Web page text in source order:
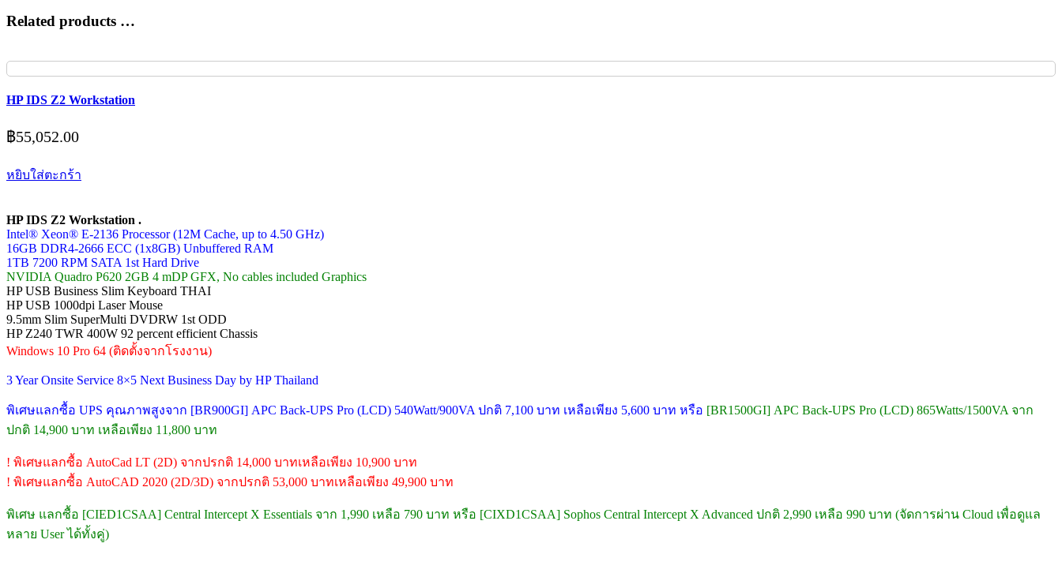
Related products …
HP IDS Z2 Workstation
฿55,052.00
หยิบใส่ตะกร้า
HP IDS Z2 Workstation .
Intel® Xeon® E-2136 Processor (12M Cache, up to 4.50 GHz)
16GB DDR4-2666 ECC (1x8GB) Unbuffered RAM
1TB 7200 RPM SATA 1st Hard Drive
NVIDIA Quadro P620 2GB 4 mDP GFX, No cables included Graphics
HP USB Business Slim Keyboard THAI
HP USB 1000dpi Laser Mouse
9.5mm Slim SuperMulti DVDRW 1st ODD
HP Z240 TWR 400W 92 percent efficient Chassis
Windows 10 Pro 64 (ติดตั้งจากโรงงาน)
3 Year Onsite Service 8×5 Next Business Day by HP Thailand
พิเศษแลกซื้อ UPS คุณภาพสูงจาก [BR900GI] APC Back-UPS Pro (LCD) 540Watt/900VA ปกติ 7,100 บาท เหลือเพียง 5,600 บาท หรือ [BR1500GI] APC Back-UPS Pro (LCD) 865Watts/1500VA จาก
ปกติ 14,900 บาท เหลือเพียง 11,800 บาท
! พิเศษแลกซื้อ AutoCad LT (2D) จากปรกติ 14,000 บาทเหลือเพียง 10,900 บาท
! พิเศษแลกซื้อ AutoCAD 2020 (2D/3D) จากปรกติ 53,000 บาทเหลือเพียง 49,900 บาท
พิเศษ แลกซื้อ [CIED1CSAA] Central Intercept X Essentials จาก 1,990 เหลือ 790 บาท หรือ [CIXD1CSAA] Sophos Central Intercept X Advanced ปกติ 2,990 เหลือ 990 บาท (จัดการผ่าน Cloud เพื่อดูแล
หลาย User ได้ทั้งคู่)